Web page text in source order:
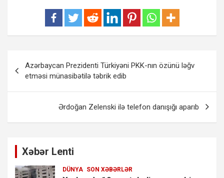
naviqasiyası
Azərbaycan Prezidenti Türkiyəni PKK-nın özünü ləğv
etməsi münasibətilə təbrik edib
Ərdoğan Zelenski ilə telefon danışığı aparıb
Xəbər Lenti
DÜNYA SON XƏBƏRLƏR